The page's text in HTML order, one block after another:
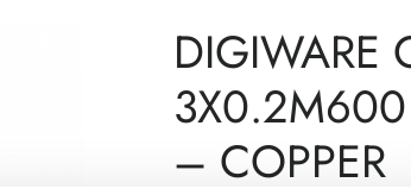
DIGIWARE
3X0.2M600
– COPPER